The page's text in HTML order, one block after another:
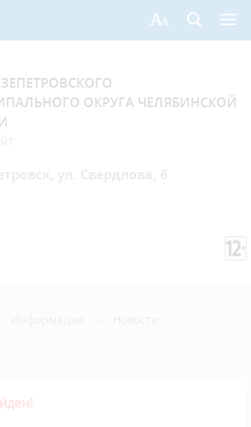
ОКРУГА ЧЕЛЯБИНСКОЙ